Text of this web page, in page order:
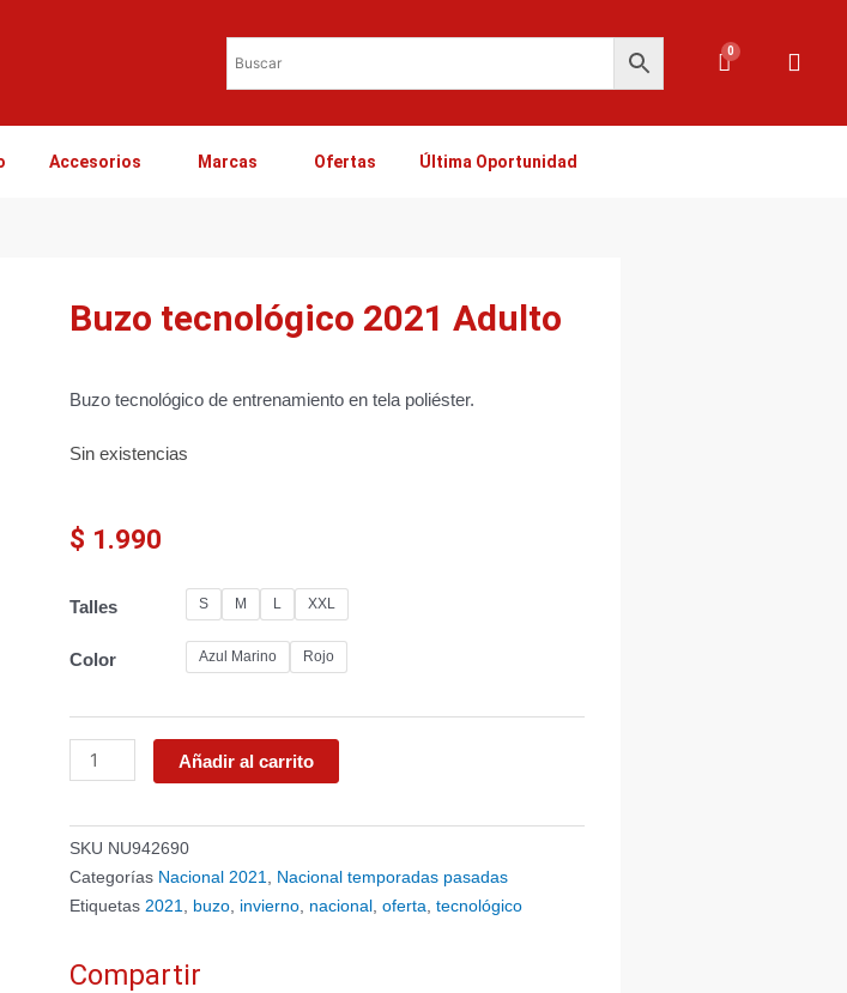
0Carrito
Accesorios Marcas Ofertas Última Oportunidad
Buzo tecnológico 2021 Adulto
Buzo tecnológico de entrenamiento en tela poliéster.
Sin existencias
$ 1.990
Talles S M L XXL
Color Azul Marino Rojo
2021
Añadir al carrito
SKU NU942690
Categorías Nacional 2021
Nacional temporadas pasadas
Etiquetas 2021 buzo invierno nacional ,oferta ,tecnológico
Compartir